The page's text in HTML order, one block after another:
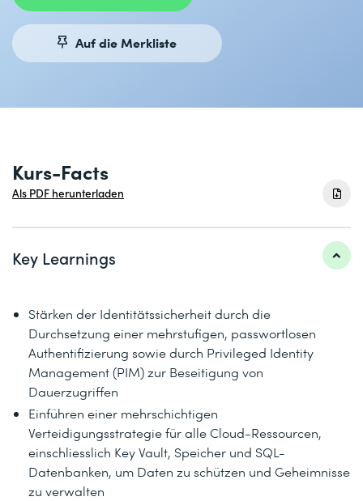
Auf die Merkliste
Kurs-Facts
Als PDF herunterladen
Key Learnings
Stärken der Identitätssicherheit durch die
Durchsetzung einer mehrstufigen, passwortlosen
Authentifizierung sowie durch Privileged Identity
Management (PIM) zur Beseitigung von
Dauerzugriffen
Einführen einer mehrschichtigen
Verteidigungsstrategie für alle Cloud-Ressourcen,
einschliesslich Key Vault, Speicher und SQL-
Datenbanken, um Daten zu schützen und Geheimnisse
zu verwalten